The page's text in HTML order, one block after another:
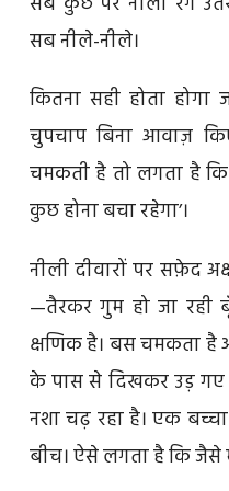
सब नीले-नीले।
कितना सही होता
चुपचाप बिना आवाज़
चमकती है तो लगता है
कुछ होना बचा रहेगा’।
नीली दीवारों पर सफ़ेद
—तैरकर गुम हो जा रही
क्षणिक है। बस चमकता है
के पास से दिखकर उड़
नशा चढ़ रहा है। एक
बीच। ऐसे लगता है कि जैसे